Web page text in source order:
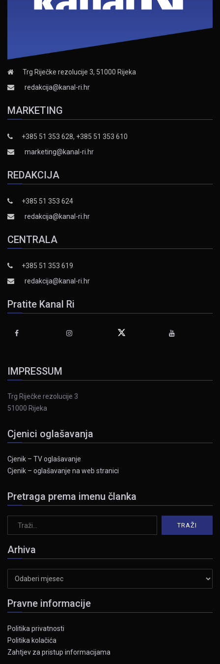
Trg Riječke rezolucije 3, 51000 Rijeka
redakcija@kanal-ri.hr
MARKETING
+385 51 353 628, +385 51 353 610
marketing@kanal-ri.hr
REDAKCIJA
+385 51 353 624
redakcija@kanal-ri.hr
CENTRALA
+385 51 353 619
redakcija@kanal-ri.hr
Pratite Kanal Ri
IMPRESSUM
Trg Riječke rezolucije 3
51000 Rijeka
Cjenici oglašavanja
Cjenik – TV oglašavanje
Cjenik – oglašavanje na web stranici
Pretraga prema imenu članka
Arhiva
Pravne informacije
Politika privatnosti
Politika kolačića
Zahtjev za pristup informacijama